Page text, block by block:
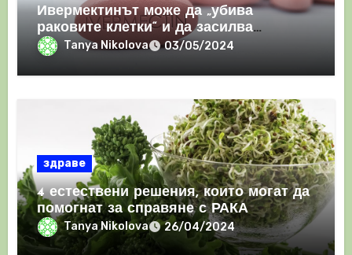
Ивермектинът може да „убива
раковите клетки“ и да засилва
имунния отговор
Tanya Nikolova 03/05/2024
здраве
4 естествени решения, които могат да
помогнат за справяне с РАКА
Tanya Nikolova 26/04/2024